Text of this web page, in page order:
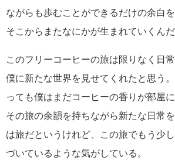
ながらも歩むことができるだけの余白を
そこからまたなにかが生まれていくんだ
このフリーコーヒーの旅は限りなく日
僕に新たな世界を見せてくれたと思う
っても僕はまだコーヒーの香りが部屋
その旅の余韻を持ちながら新たな日常
は旅だというけれど、この旅でもう少
づいているような気がしている。